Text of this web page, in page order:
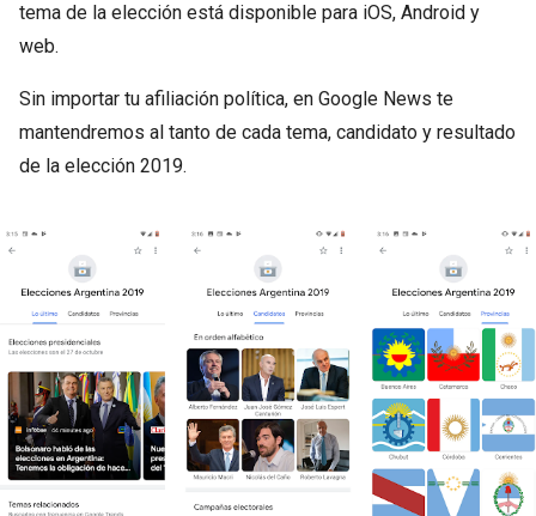
tema de la elección está disponible para iOS, Android y
web.
Sin importar tu afiliación política, en Google News te
mantendremos al tanto de cada tema, candidato y resultado
de la elección 2019.